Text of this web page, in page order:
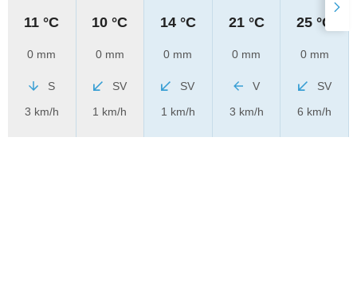
11 °C
0 mm
S
3 km/h
10 °C
0 mm
SV
1 km/h
14 °C
0 mm
SV
1 km/h
21 °C
0 mm
V
3 km/h
25 °C
0 mm
SV
6 km/h